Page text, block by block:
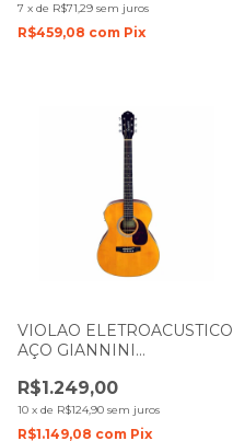
7 x de R$71,29 sem juros
R$459,08 com Pix
VIOLAO ELETROACUSTICO
AÇO GIANNINI
GAD PLUS EQ NG
NATURAL GLOSS
R$1.249,00
10 x de R$124,90 sem juros
R$1.149,08 com Pix